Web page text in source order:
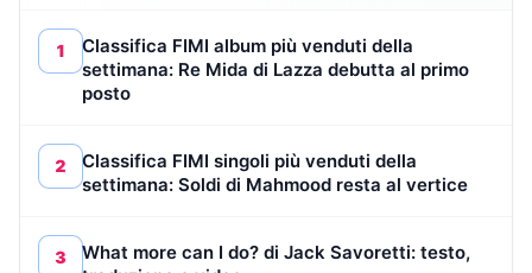
1
Classifica FIMI album più venduti della
settimana: Re Mida di Lazza debutta al primo
posto
2
Classifica FIMI singoli più venduti della
settimana: Soldi di Mahmood resta al vertice
3
What more can I do? di Jack Savoretti: testo,